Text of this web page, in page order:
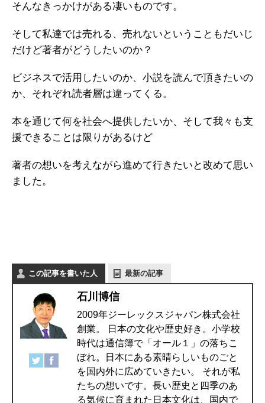
そんなきっかけがある凄いものです。
そして私達では売れる、売れないということもだいじ
だけど著者がどうしたいのか？
ビジネスで活用したいのか、小説を読んで頂きたいの
か、それぞれ読者層は違ってくる。
本を通じて何を社会へ提供したいか、そして我々も支
援できることは限りがあるけど
著者の想いを考えながら進めて行きたいと改めて思い
ました。
この記事を書いた人 最新の記事
石川博信
2009年ジーレックスジャパン株式会社
創業。 日本の文化や歴史好き。小学校
時代は通信簿で「オール１」の落ちこ
ぼれ。日本にある素晴らしいものごと
を国内外に広めていきたい。 それが私
たちの想いです。長い歴史と四季のあ
る気候に育まれた日本文化は、国内で